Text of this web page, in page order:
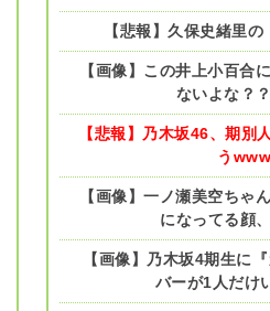
【悲報】久保史緒里
【画像】この井上小百合
ないよな？
【悲報】乃木坂46、期別
う
【画像】一ノ瀬美空ちゃ
になってる顔
【画像】乃木坂4期生に
バーが1人だけ